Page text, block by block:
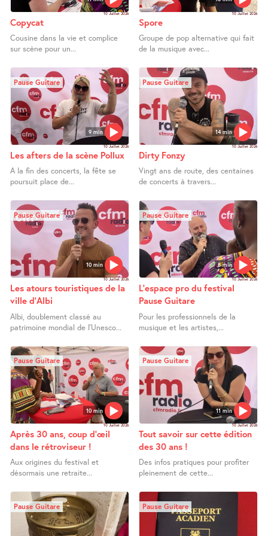
10 Juillet 2026
Copycat
Cousine dans la vie et complice
sur scène pour un...
10 Juillet 2026
Spore
Groupe de pop alternative qui fait
de la musique avec...
9 min
Pause Guitare
10 Juillet 2026
Les afters de la scène Pollux
A la fin des concerts, la fête se
poursuit place de...
14 min
Pause Guitare
10 Juillet 2026
Dirty Fonzy
Vingt ans de route, des centaines
de concerts à travers...
10 min
Pause Guitare
10 Juillet 2026
Les atours touristiques de la
ville d’Albi
Albi, doublement classé au
patrimoine mondial de l’Unesco...
8 min
Pause Guitare
10 Juillet 2026
L’espace pro du festival
Pause Guitare
Pour les professionnels de la
musique et les artistes,...
10 min
Pause Guitare
10 Juillet 2026
Après 30 ans, coup d’œil
dans le rétroviseur !
Aux origines du festival et
désormais une retraite...
11 min
Pause Guitare
10 Juillet 2026
Tout savoir sur cette édition
des 30 ans !
Des infos pratiques pour profiter
pleinement de cette...
Pause Guitare Pause Guitare